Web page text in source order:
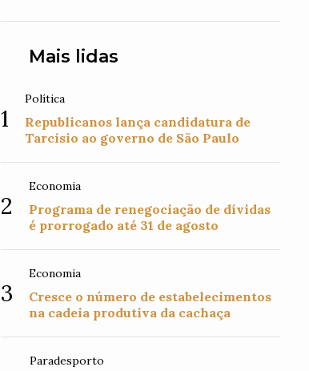
Mais lidas
1
Política
Republicanos lança candidatura de
Tarcísio ao governo de São Paulo
2
Economia
Programa de renegociação de dívidas
é prorrogado até 31 de agosto
3
Economia
Cresce o número de estabelecimentos
na cadeia produtiva da cachaça
Paradesporto